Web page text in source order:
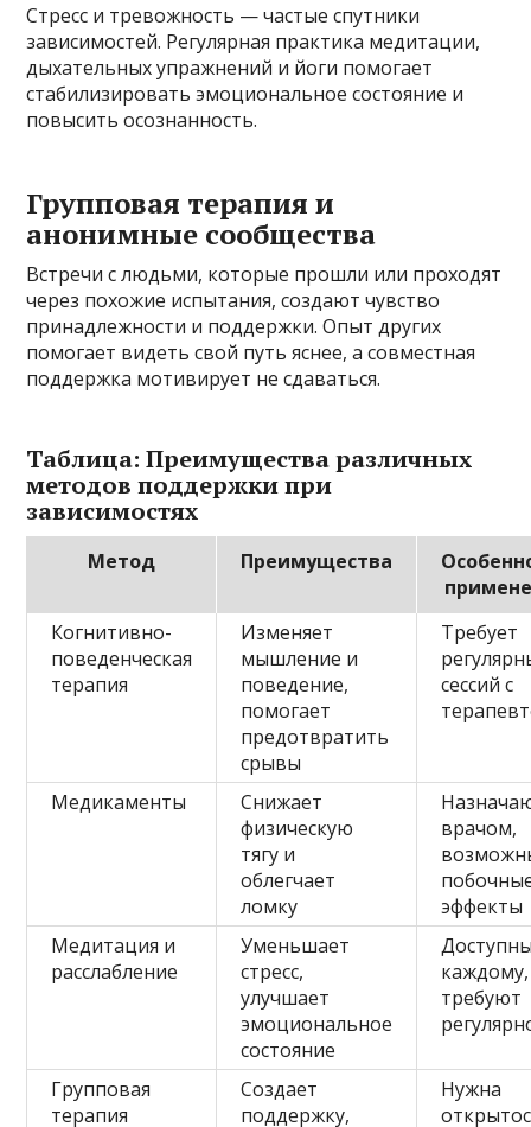
Стресс и тревожность — частые спутники
зависимостей. Регулярная практика медитации,
дыхательных упражнений и йоги помогает
стабилизировать эмоциональное состояние и
повысить осознанность.
Групповая терапия и
анонимные сообщества
Встречи с людьми, которые прошли или проходят
через похожие испытания, создают чувство
принадлежности и поддержки. Опыт других
помогает видеть свой путь яснее, а совместная
поддержка мотивирует не сдаваться.
Таблица: Преимущества различных
методов поддержки при
зависимостях
Метод Преимущества
Когнитивно-
поведенческая
терапия
Изменяет
мышление и
поведение,
помогает
предотвратить
срывы
Требует
сессий с
Медикаменты
Снижает
физическую
тягу и
облегчает
ломку
врачом,
эффекты
Медитация и
расслабление
Уменьшает
стресс,
улучшает
эмоциональное
состояние
каждому,
требуют
Групповая
терапия
Создает
поддержку,
Нужна